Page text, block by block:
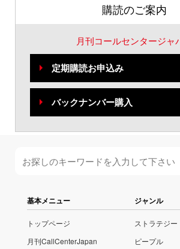
購読のご案内
月刊コールセンタージャ
定期購読お申込み
バックナンバー購入
基本メニュー
トップページ
月刊CallCenterJapan
ジャンル
ストラテジー
ピープル